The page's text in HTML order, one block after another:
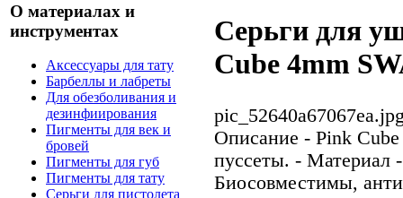
О материалах и
инструментах
Аксессуары для тату
Барбеллы и лабреты
Для обезболивания и
дезинфиирования
Пигменты для век и
бровей
Пигменты для губ
Пигменты для тату
Серьги для пистолета
Серьги для
Cube 4mm
Описание - Pink
пуссеты. - Материал
Биосовместимы,